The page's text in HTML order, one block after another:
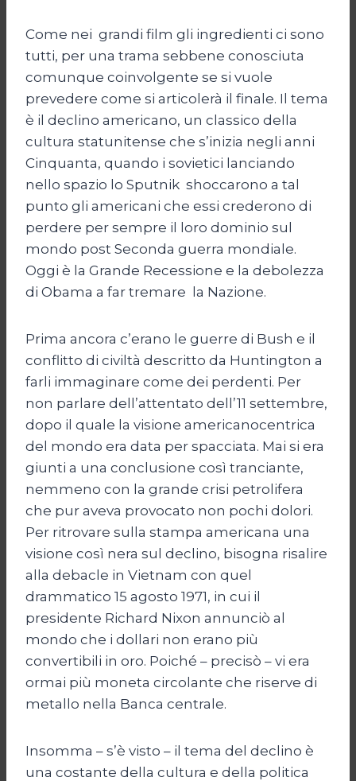
Come nei grandi film gli ingredienti ci sono
tutti, per una trama sebbene conosciuta
comunque coinvolgente se si vuole
prevedere come si articolerà il finale. Il tema
è il declino americano, un classico della
cultura statunitense che s’inizia negli anni
Cinquanta, quando i sovietici lanciando
nello spazio lo Sputnik shoccarono a tal
punto gli americani che essi crederono di
perdere per sempre il loro dominio sul
mondo post Seconda guerra mondiale.
Oggi è la Grande Recessione e la debolezza
di Obama a far tremare la Nazione.
Prima ancora c’erano le guerre di Bush e il
conflitto di civiltà descritto da Huntington a
farli immaginare come dei perdenti. Per
non parlare dell’attentato dell’11 settembre,
dopo il quale la visione americanocentrica
del mondo era data per spacciata. Mai si era
giunti a una conclusione così tranciante,
nemmeno con la grande crisi petrolifera
che pur aveva provocato non pochi dolori.
Per ritrovare sulla stampa americana una
visione così nera sul declino, bisogna risalire
alla debacle in Vietnam con quel
drammatico 15 agosto 1971, in cui il
presidente Richard Nixon annunciò al
mondo che i dollari non erano più
convertibili in oro. Poiché – precisò – vi era
ormai più moneta circolante che riserve di
metallo nella Banca centrale.
Insomma – s’è visto – il tema del declino è
una costante della cultura e della politica